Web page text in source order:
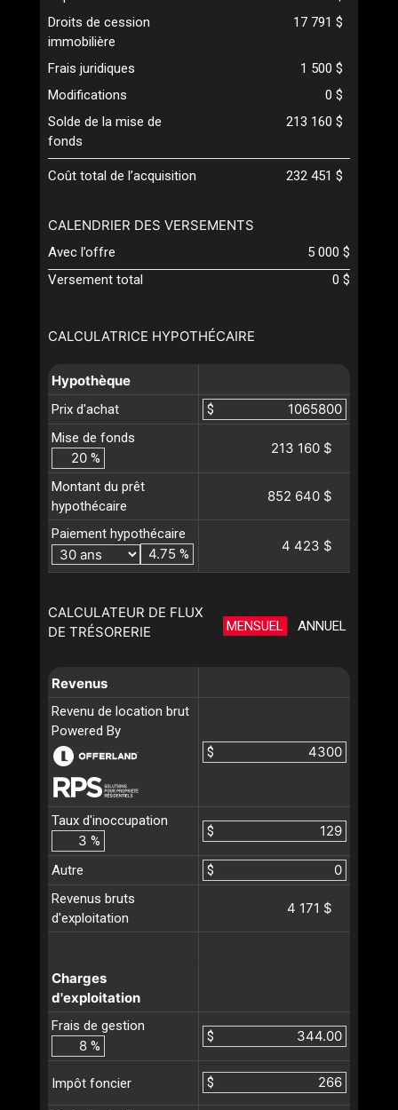
CALCULATRICE HYPOTHÉCAIRE
Hypothèque
Prix d'achat
$
Mise de fonds
%
213 160 $
Montant du prêt
hypothécaire
852 640 $
Paiement hypothécaire
%
4 423 $
CALCULATEUR DE FLUX
DE TRÉSORERIE
MENSUEL ANNUEL
Revenus
Revenu de location brut
Powered By
$
Taux d'inoccupation
%
$
Autre
$
Revenus bruts
d'exploitation
4 171 $
Charges
d'exploitation
Frais de gestion
%
$
Impôt foncier $
Droits de cession
immobilière
17 791 $
Frais juridiques
1 500 $
Modifications
0 $
Solde de la mise de
fonds
213 160 $
Coût total de l’acquisition 232 451 $
CALENDRIER DES VERSEMENTS
Avec l’offre
5 000 $
Versement total
0 $